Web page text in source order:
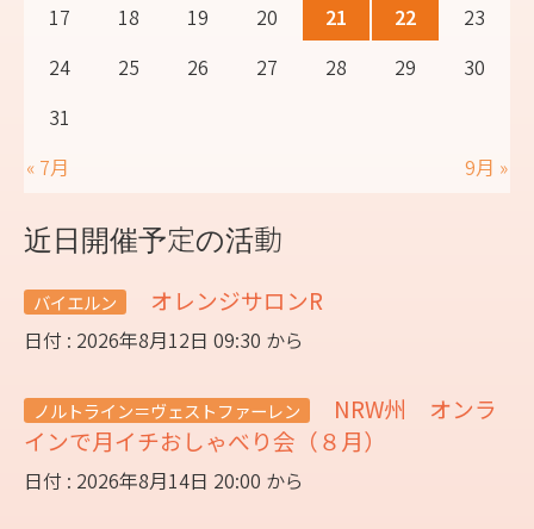
17
18 19 20 21 22
23
24
25 26 27 28 29
30
31
« 7月
9月 »
近日開催予定の活動
バイエルン オレンジサロンR
日付 : 2026年8月12日 09:30 から
ノルトライン＝ヴェストファーレン
NRW州 オンラ
インで月イチおしゃべり会（８月）
日付 : 2026年8月14日 20:00 から